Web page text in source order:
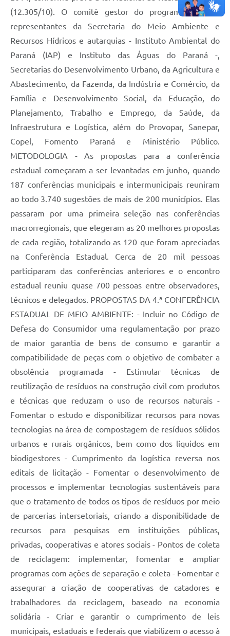
(12.305/10). O comitê gestor do programa envolve
representantes da Secretaria do Meio Ambiente e
Recursos Hídricos e autarquias - Instituto Ambiental do
Paraná (IAP) e Instituto das Águas do Paraná -,
Secretarias do Desenvolvimento Urbano, da Agricultura e
Abastecimento, da Fazenda, da Indústria e Comércio, da
Família e Desenvolvimento Social, da Educação, do
Planejamento, Trabalho e Emprego, da Saúde, da
Infraestrutura e Logística, além do Provopar, Sanepar,
Copel, Fomento Paraná e Ministério Público.
METODOLOGIA - As propostas para a conferência
estadual começaram a ser levantadas em junho, quando
187 conferências municipais e intermunicipais reuniram
ao todo 3.740 sugestões de mais de 200 municípios. Elas
passaram por uma primeira seleção nas conferências
macrorregionais, que elegeram as 20 melhores propostas
de cada região, totalizando as 120 que foram apreciadas
na Conferência Estadual. Cerca de 20 mil pessoas
participaram das conferências anteriores e o encontro
estadual reuniu quase 700 pessoas entre observadores,
técnicos e delegados. PROPOSTAS DA 4.ª CONFERÊNCIA
ESTADUAL DE MEIO AMBIENTE: - Incluir no Código de
Defesa do Consumidor uma regulamentação por prazo
de maior garantia de bens de consumo e garantir a
compatibilidade de peças com o objetivo de combater a
obsolência programada - Estimular técnicas de
reutilização de resíduos na construção civil com produtos
e técnicas que reduzam o uso de recursos naturais -
Fomentar o estudo e disponibilizar recursos para novas
tecnologias na área de compostagem de resíduos sólidos
urbanos e rurais orgânicos, bem como dos líquidos em
biodigestores - Cumprimento da logística reversa nos
editais de licitação - Fomentar o desenvolvimento de
processos e implementar tecnologias sustentáveis para
que o tratamento de todos os tipos de resíduos por meio
de parcerias intersetoriais, criando a disponibilidade de
recursos para pesquisas em instituições públicas,
privadas, cooperativas e atores sociais - Pontos de coleta
de reciclagem: implementar, fomentar e ampliar
programas com ações de separação e coleta - Fomentar e
assegurar a criação de cooperativas de catadores e
trabalhadores da reciclagem, baseado na economia
solidária - Criar e garantir o cumprimento de leis
municipais, estaduais e federais que viabilizem o acesso à